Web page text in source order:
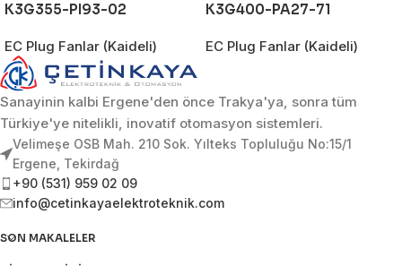
K3G355-PI93-02
EC Plug Fanlar (Kaideli)
K3G400-PA27-71
EC Plug Fanlar (Kaideli)
Sanayinin kalbi Ergene'den önce Trakya'ya, sonra tüm
Türkiye'ye nitelikli, inovatif otomasyon sistemleri.
Velimeşe OSB Mah. 210 Sok. Yılteks Topluluğu No:15/1
Ergene, Tekirdağ
+90 (531) 959 02 09
info@cetinkayaelektroteknik.com
SON MAKALELER